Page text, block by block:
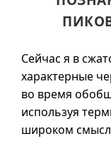
Сейчас я в
характерные
во время
используя
широком